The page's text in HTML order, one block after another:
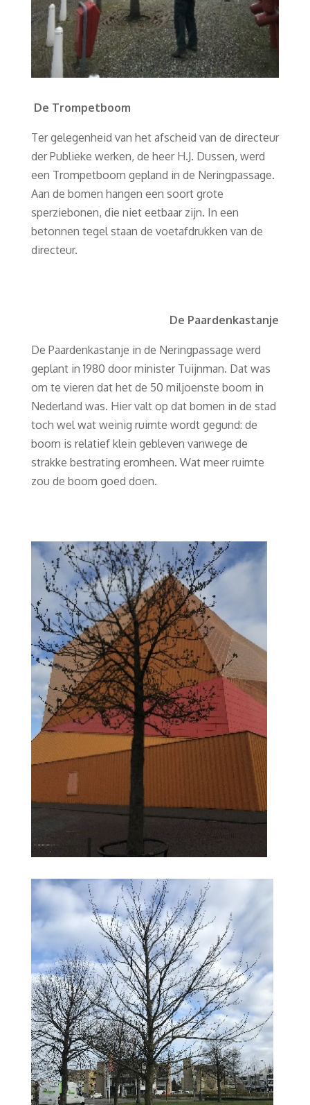
De Trompetboom
Ter gelegenheid van het afscheid van de directeur
der Publieke werken, de heer H.J. Dussen, werd
een Trompetboom gepland in de Neringpassage.
Aan de bomen hangen een soort grote
sperziebonen, die niet eetbaar zijn. In een
betonnen tegel staan de voetafdrukken van de
directeur.
De Paardenkastanje
De Paardenkastanje in de Neringpassage werd
geplant in 1980 door minister Tuijnman. Dat was
om te vieren dat het de 50 miljoenste boom in
Nederland was. Hier valt op dat bomen in de stad
toch wel wat weinig ruimte wordt gegund: de
boom is relatief klein gebleven vanwege de
strakke bestrating eromheen. Wat meer ruimte
zou de boom goed doen.